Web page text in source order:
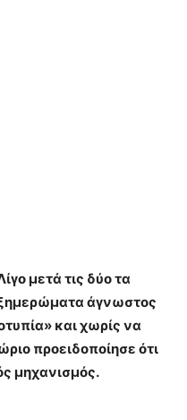
μετά τις δύο τα
άγνωστος
και χωρίς να
προειδοποίησε ότι
μηχανισμός.